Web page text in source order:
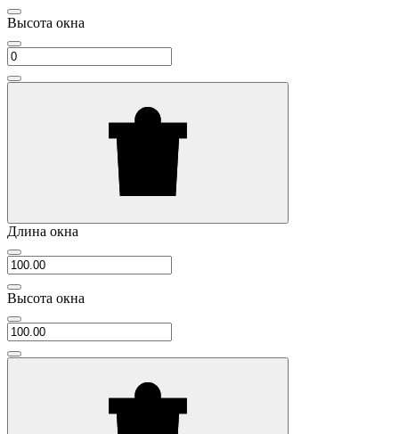
Высота окна
Длина окна
Высота окна